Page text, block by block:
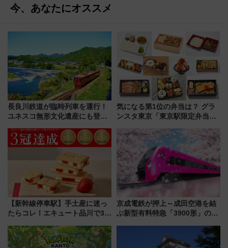
今、あなたにオススメ
長良川鉄道が臨時列車を運行！
ユネスコ無形文化遺産にも登録
に 乗車には予約が必要
気になる第1位の弁当は？ グラ
ンスタ東京「東京駅限定弁当
【新幹線停車駅】手土産に迷っ
たらコレ！エキュート品川で3年
産スイーツとは？
京成電鉄が押上～成田空港を結
ぶ新型有料特急「3900形」のコ